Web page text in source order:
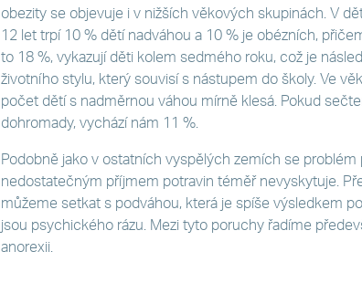
obezity se objevuje i v nižších věkových skupinách. V
12 let trpí 10 % dětí nadváhou a 10 % je obézních,
to 18 %, vykazují děti kolem sedmého roku, což je
životního stylu, který souvisí s nástupem do školy. Ve
počet dětí s nadměrnou váhou mírně klesá. Pokud
dohromady, vychází nám 11 %.
Podobně jako v ostatních vyspělých zemích se problém
nedostatečným příjmem potravin téměř nevyskytuje.
můžeme setkat s podváhou, která je spíše výsledkem
jsou psychického rázu. Mezi tyto poruchy řadíme
anorexii.